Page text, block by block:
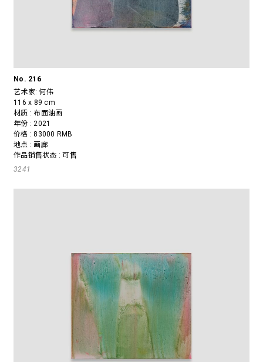
No. 216
艺术家:何伟
116 x 89 cm
材质 : 布面油画
年份 : 2021
价格 : 83000 RMB
地点 : 画廊
作品销售状态 : 可售
3241